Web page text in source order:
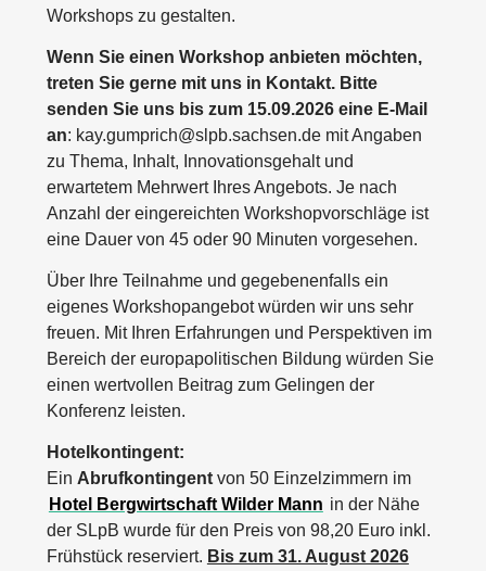
Workshops zu gestalten.
Wenn Sie einen Workshop anbieten möchten,
treten Sie gerne mit uns in Kontakt. Bitte
senden Sie uns bis zum 15.09.2026 eine E-Mail
an: kay.gumprich@slpb.sachsen.de mit Angaben
zu Thema, Inhalt, Innovationsgehalt und
erwartetem Mehrwert Ihres Angebots. Je nach
Anzahl der eingereichten Workshopvorschläge ist
eine Dauer von 45 oder 90 Minuten vorgesehen.
Über Ihre Teilnahme und gegebenenfalls ein
eigenes Workshopangebot würden wir uns sehr
freuen. Mit Ihren Erfahrungen und Perspektiven im
Bereich der europapolitischen Bildung würden Sie
einen wertvollen Beitrag zum Gelingen der
Konferenz leisten.
Hotelkontingent:
Ein Abrufkontingentvon 50 Einzelzimmern im
Hotel Bergwirtschaft Wilder Mann in der Nähe
der SLpB wurde für den Preis von 98,20 Euro inkl.
Frühstück reserviert. Bis zum 31. August 2026